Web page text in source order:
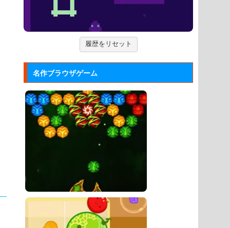
をブラウザゲームで再現した...
Mole Kingdom De...
モグラ王国のヒーローたちがチームで
敵の侵攻を食い止める防衛ゲ...
ジュエルカラーリング
宝石を入れ替えて床と同じ色に揃える
カラーパズルゲーム。
履歴をリセット
名作ブラウザゲーム